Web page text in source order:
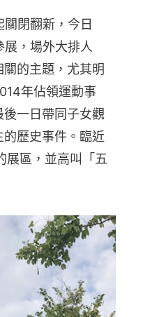
閉翻新，今日
展，場外大排人
的主題，尤其明
年佔領運動事
一日帶同子女觀
歷史事件。臨近
展區，並高叫「五